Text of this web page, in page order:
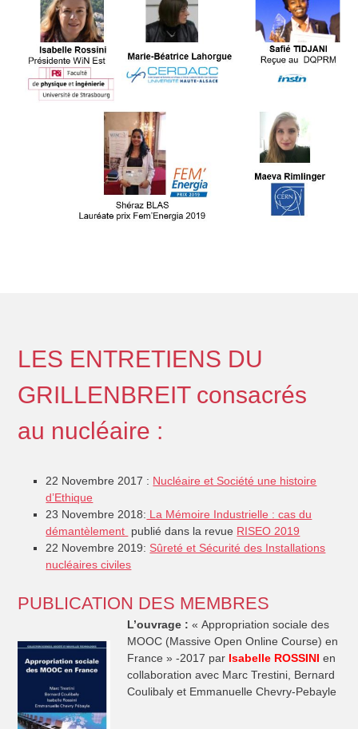
LES ENTRETIENS DU
GRILLENBREIT consacrés
au nucléaire :
22 Novembre 2017 : Nucléaire et Société une histoire
d’Ethique
23 Novembre 2018: La Mémoire Industrielle : cas du
démantèlement publié dans la revue RISEO 2019
22 Novembre 2019: Sûreté et Sécurité des Installations
nucléaires civiles
PUBLICATION DES MEMBRES
L’ouvrage : « Appropriation sociale des
MOOC (Massive Open Online Course) en
France » -2017 par Isabelle ROSSINI en
collaboration avec Marc Trestini, Bernard
Coulibaly et Emmanuelle Chevry-Pebayle